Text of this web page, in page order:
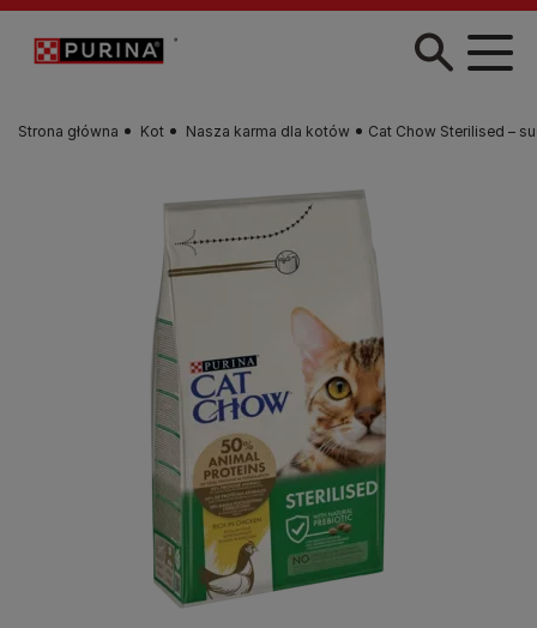
Przejdź do treści
Strona główna Kot Nasza karma dla kotów Cat Chow Sterilised –